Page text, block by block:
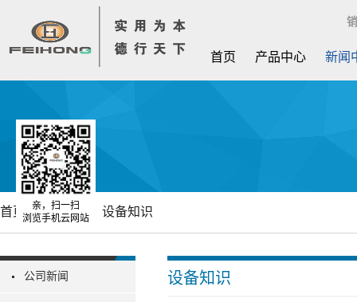
首页 产品中心 新闻
公司新闻
首页 新闻中心 设备知识
设备知识
亲，扫一扫
浏览手机云网站